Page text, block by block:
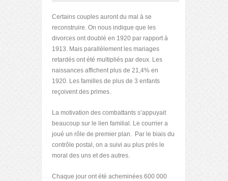
Certains couples auront du mal à se
reconstruire. On nous indique que les
divorces ont doublé en 1920 par rapport à
1913. Mais parallèlement les mariages
retardés ont été multipliés par deux. Les
naissances affichent plus de 21,4% en
1920. Les familles de plus de 3 enfants
reçoivent des primes.
La motivation des combattants s’appuyait
beaucoup sur le lien familial. Le courrier a
joué un rôle de premier plan. Par le biais du
contrôle postal, on a suivi au plus près le
moral des uns et des autres.
Chaque jour ont été acheminées 600 000